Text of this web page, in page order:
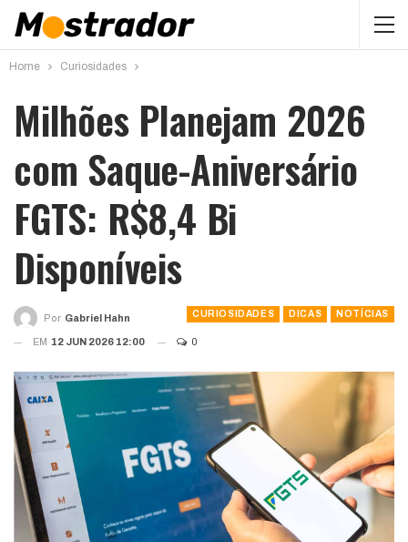
Home Curiosidades
Milhões Planejam 2026
com Saque-Aniversário
FGTS: R$8,4 Bi
Disponíveis
CURIOSIDADES DICAS NOTÍCIAS
Por Gabriel Hahn
EM 12 JUN 2026 12:00 0